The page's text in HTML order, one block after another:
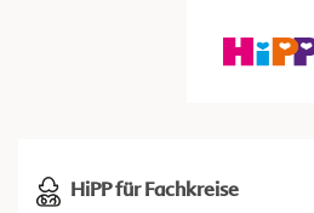
HiPP für Fachkreise